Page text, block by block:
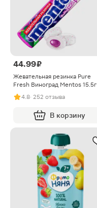
44.99 ₽
Жевательная резинка Pure
Fresh Виноград Mentos 15.5г
4.8· 252 отзыва
В корзину